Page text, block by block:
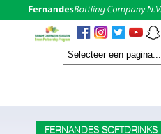
FERNANDES SOFTDRINKS